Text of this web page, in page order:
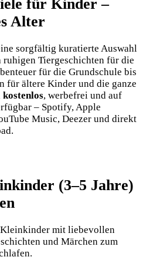
für Kinder –
Alter
sorgfältig kuratierte Auswahl
Tiergeschichten für die
für die Grundschule bis
für ältere Kinder und die ganze
kostenlos, werbefrei und auf
– Spotify, Apple
Music, Deezer und direkt
(3–5 Jahre)
mit liebevollen
und Märchen zum